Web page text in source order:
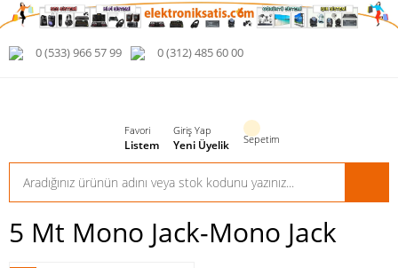
0 (533) 966 57 99 0 (312) 485 60 00
Favori
Listem
Giriş Yap
Yeni Üyelik Sepetim
5 Mt Mono Jack-Mono Jack